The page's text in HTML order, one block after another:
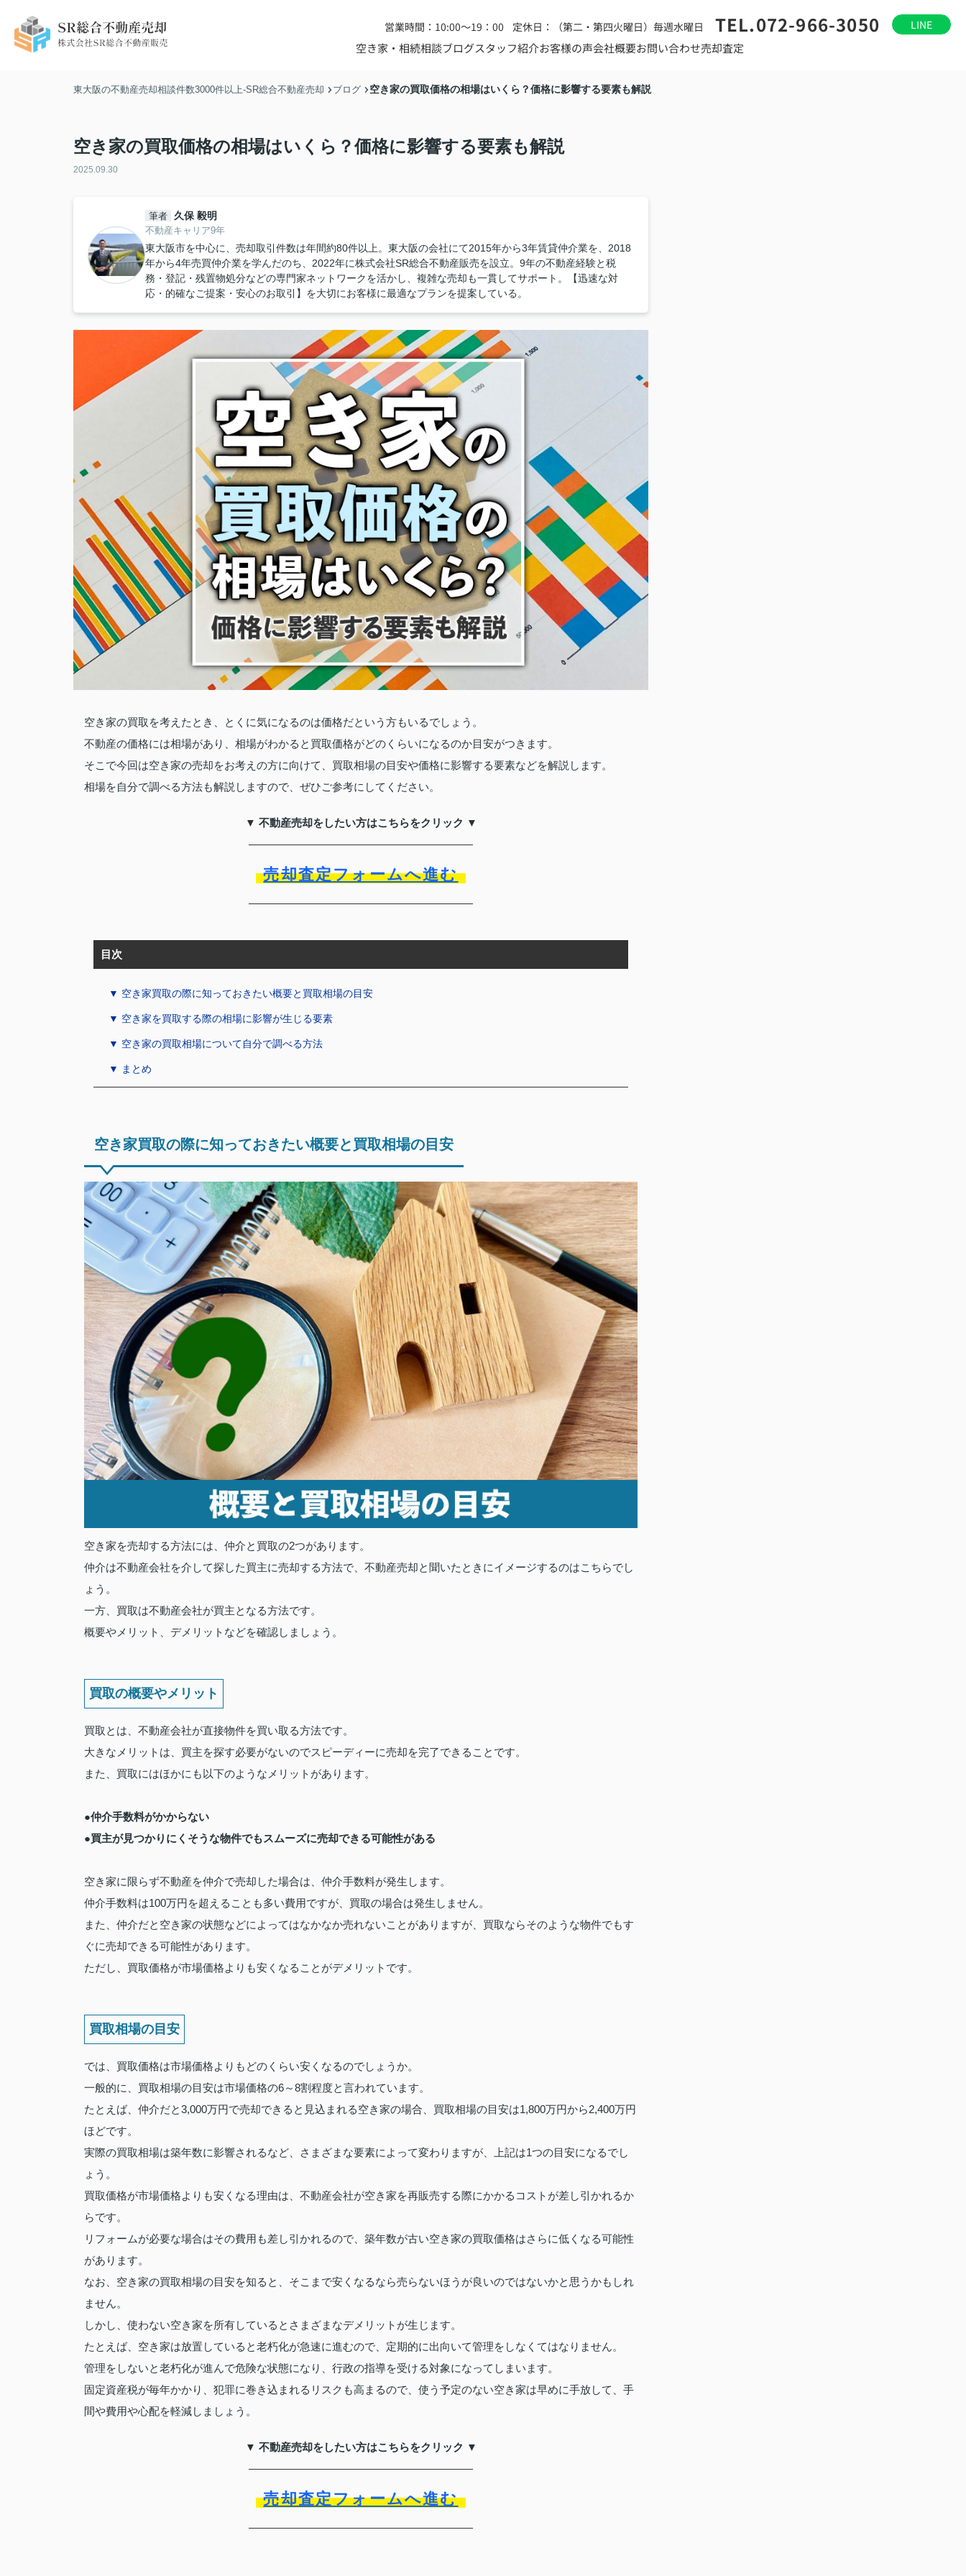
営業時間：10:00～19：00 定休日：（第二・第四火曜日）毎週水曜日 TEL.072-966-3050 LINE
空き家・相続相談ブログスタッフ紹介お客様の声会社概要お問い合わせ売却査定
東大阪の不動産売却相談件数3000件以上-SR総合不動産売却 ブログ 空き家の買取価格の相場はいくら？価格に影響する要素も解説
空き家の買取価格の相場はいくら？価格に影響する要素も解説
2025.09.30
筆者 久保 毅明
不動産キャリア9年
東大阪市を中心に、売却取引件数は年間約80件以上。東大阪の会社にて2015年から3年賃貸仲介業を、2018
年から4年売買仲介業を学んだのち、2022年に株式会社SR総合不動産販売を設立。9年の不動産経験と税
務・登記・残置物処分などの専門家ネットワークを活かし、複雑な売却も一貫してサポート。【迅速な対
応・的確なご提案・安心のお取引】を大切にお客様に最適なプランを提案している。
空き家の買取を考えたとき、とくに気になるのは価格だという方もいるでしょう。
不動産の価格には相場があり、相場がわかると買取価格がどのくらいになるのか目安がつきます。
そこで今回は空き家の売却をお考えの方に向けて、買取相場の目安や価格に影響する要素などを解説します。
相場を自分で調べる方法も解説しますので、ぜひご参考にしてください。
▼ 不動産売却をしたい方はこちらをクリック ▼
売却査定フォームへ進む
目次
▼ 空き家買取の際に知っておきたい概要と買取相場の目安
▼ 空き家を買取する際の相場に影響が生じる要素
▼ 空き家の買取相場について自分で調べる方法
▼ まとめ
空き家買取の際に知っておきたい概要と買取相場の目安
空き家を売却する方法には、仲介と買取の2つがあります。
仲介は不動産会社を介して探した買主に売却する方法で、不動産売却と聞いたときにイメージするのはこちらでし
ょう。
一方、買取は不動産会社が買主となる方法です。
概要やメリット、デメリットなどを確認しましょう。
買取の概要やメリット
買取とは、不動産会社が直接物件を買い取る方法です。
大きなメリットは、買主を探す必要がないのでスピーディーに売却を完了できることです。
また、買取にはほかにも以下のようなメリットがあります。
●仲介手数料がかからない
●買主が見つかりにくそうな物件でもスムーズに売却できる可能性がある
空き家に限らず不動産を仲介で売却した場合は、仲介手数料が発生します。
仲介手数料は100万円を超えることも多い費用ですが、買取の場合は発生しません。
また、仲介だと空き家の状態などによってはなかなか売れないことがありますが、買取ならそのような物件でもす
ぐに売却できる可能性があります。
ただし、買取価格が市場価格よりも安くなることがデメリットです。
買取相場の目安
では、買取価格は市場価格よりもどのくらい安くなるのでしょうか。
一般的に、買取相場の目安は市場価格の6～8割程度と言われています。
たとえば、仲介だと3,000万円で売却できると見込まれる空き家の場合、買取相場の目安は1,800万円から2,400万円
ほどです。
実際の買取相場は築年数に影響されるなど、さまざまな要素によって変わりますが、上記は1つの目安になるでし
ょう。
買取価格が市場価格よりも安くなる理由は、不動産会社が空き家を再販売する際にかかるコストが差し引かれるか
らです。
リフォームが必要な場合はその費用も差し引かれるので、築年数が古い空き家の買取価格はさらに低くなる可能性
があります。
なお、空き家の買取相場の目安を知ると、そこまで安くなるなら売らないほうが良いのではないかと思うかもしれ
ません。
しかし、使わない空き家を所有しているとさまざまなデメリットが生じます。
たとえば、空き家は放置していると老朽化が急速に進むので、定期的に出向いて管理をしなくてはなりません。
管理をしないと老朽化が進んで危険な状態になり、行政の指導を受ける対象になってしまいます。
固定資産税が毎年かかり、犯罪に巻き込まれるリスクも高まるので、使う予定のない空き家は早めに手放して、手
間や費用や心配を軽減しましょう。
▼ 不動産売却をしたい方はこちらをクリック ▼
売却査定フォームへ進む